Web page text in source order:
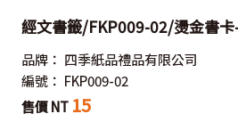
經文書籤/FKP009-02/燙金書卡
品牌： 四季紙品禮品有限公司
編號： FKP009-02
售價 NT 15